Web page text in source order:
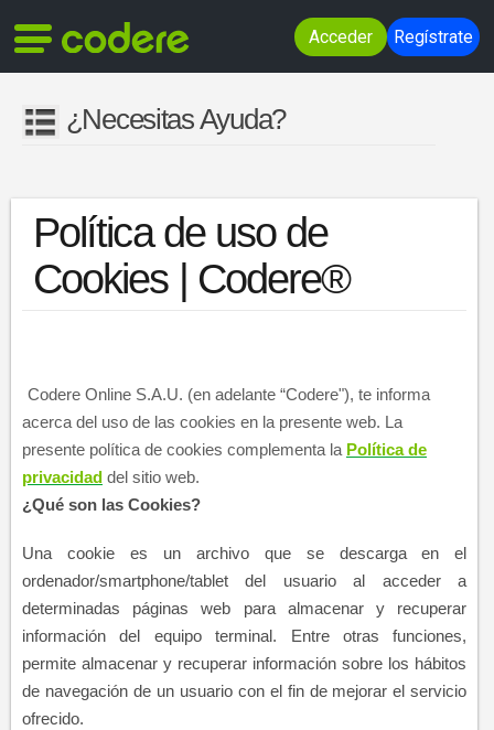
Acceder Regístrate
¿Necesitas Ayuda?
Política de uso de
Cookies | Codere®
Codere Online S.A.U. (en adelante “Codere"), te informa
acerca del uso de las cookies en la presente web. La
presente política de cookies complementa la Política de
privacidad del sitio web.
¿Qué son las Cookies?​
Una cookie es un archivo que se descarga en el
ordenador/smartphone/tablet del usuario al acceder a
determinadas páginas web para almacenar y recuperar
información del equipo terminal. Entre otras funciones,
permite almacenar y recuperar información sobre los hábitos
de navegación de​ un usuario con el fin de mejorar el servicio
ofrecido.​​​